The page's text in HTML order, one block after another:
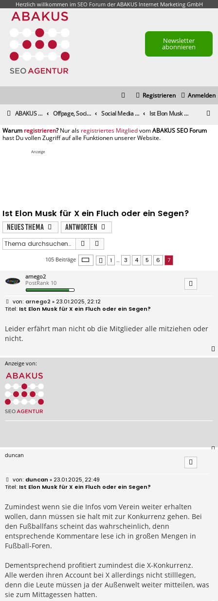
Herzlich willkommen im SEO Forumder ABAKUS Internet Marketing GmbH
Newsletter
abonnieren
Anmelden
Registrieren
ABAKUS Foren-Übersicht Offpage, Social Media, Tools und andere Maßnahmen Social Media & Content-Marketing Ist Elon Musk für X ein Fluch oder ein Segen?
registrieren registriertes Mitglied
Anzeige
Ist Elon Musk für X ein Fluch oder ein Segen?
Neues Thema
Antworten
Suche
105 Beiträge Seite von 7
Vorherige
1 … 3 4 5 6 7
arnego2
PostRank 10
B
e
i
r
a
g
arnego2 » 23.01.2025, 22:12
Ist Elon Musk für X ein Fluch oder ein Segen?
Leider erfährt man nicht ob die Mitglieder alle mitziehen oder
nicht.
Anzeige von:
duncan
B
e
r
a
g
duncan » 23.01.2025, 22:49
Ist Elon Musk für X ein Fluch oder ein Segen?
Zumindest wenn sie die Infos vom Verein weiter erhalten
wollen, dann müssen sie halt mit zur Konkurrenz gehen. Bei
den Fußballfans scheint das wahrscheinlich, denn
entsprechende Kommentare lese ich in großen Mengen in
Fußball-Foren.
Dementsprechend profitiert zumindest die X-Konkurrenz.
Alle werden ihren Account bei X allerdings nicht stilllegen,
denn die Leute müssen ja der Außenwelt weiter mitteilen, was
sie zum Mittagessen hatten.